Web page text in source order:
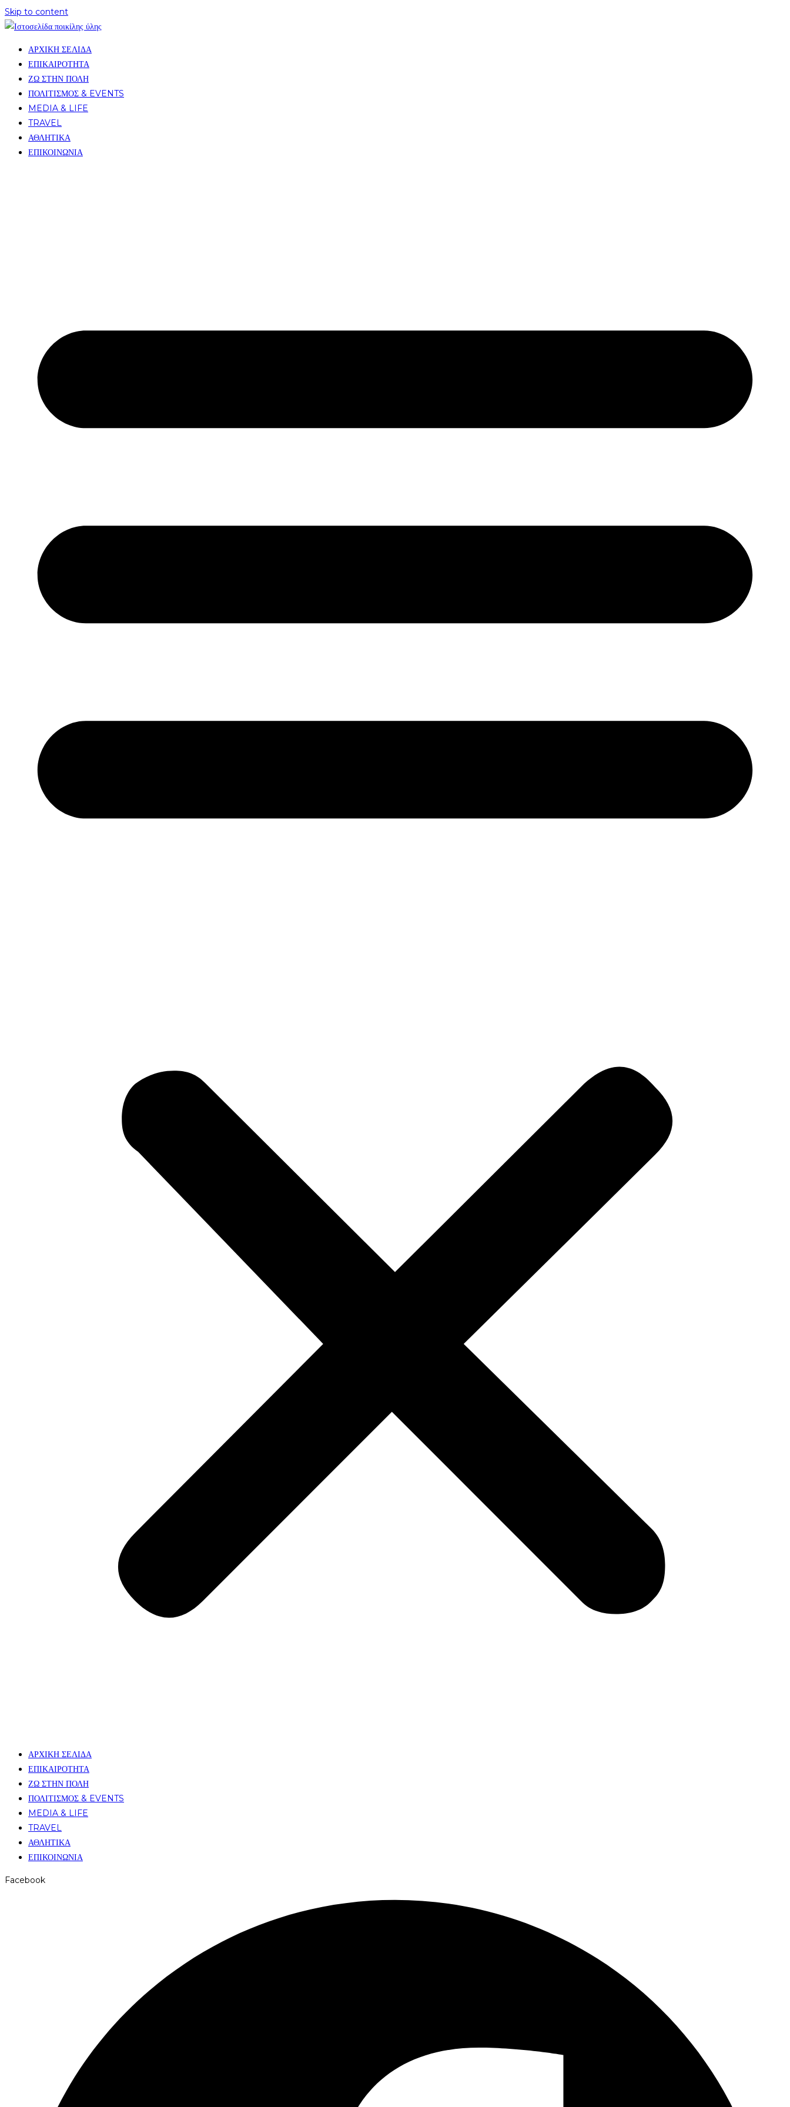
Skip to content
ΑΡΧΙΚΗ ΣΕΛΙΔΑ
ΕΠΙΚΑΙΡΟΤΗΤΑ
ΖΩ ΣΤΗΝ ΠΟΛΗ
ΠΟΛΙΤΙΣΜΟΣ & EVENTS
MEDIA & LIFE
TRAVEL
ΑΘΛΗΤΙΚΑ
ΕΠΙΚΟΙΝΩΝΙΑ
ΑΡΧΙΚΗ ΣΕΛΙΔΑ
ΕΠΙΚΑΙΡΟΤΗΤΑ
ΖΩ ΣΤΗΝ ΠΟΛΗ
ΠΟΛΙΤΙΣΜΟΣ & EVENTS
MEDIA & LIFE
TRAVEL
ΑΘΛΗΤΙΚΑ
ΕΠΙΚΟΙΝΩΝΙΑ
Facebook